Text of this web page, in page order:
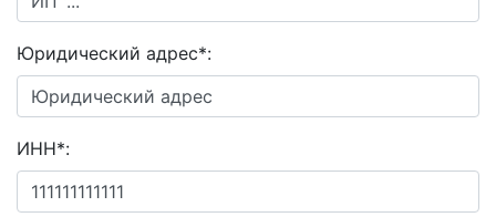
Юридический адрес*:
ИНН*: